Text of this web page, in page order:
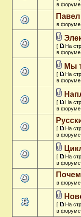
в форуме
в форуме
[ На
в форуме
Мы
[ На
в форуме
[ На
в форуме
[ На
в форуме
[ На
в форуме
в форуме
[ На
в форуме